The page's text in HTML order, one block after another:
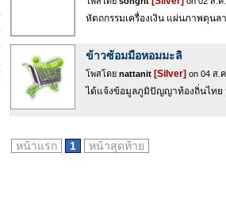
หัตถกรรมเครื่องเงิน แผ่นภาพดุน
ข้าวซ้อมมือหอมมะลิ
โพสโดย nattanit [Silver] on 04 ส.
ได้แจ้งข้อมูลภูมิปัญญาท้องถิ่นไทย
หน้าแรก 1 หน้าสุดท้าย